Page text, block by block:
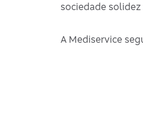
sociedade solidez
A Mediservice